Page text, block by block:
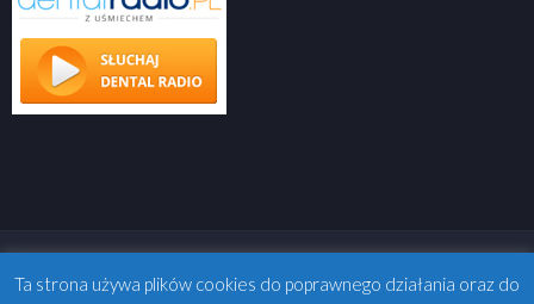
Ta strona używa plików cookies do poprawnego działania oraz do